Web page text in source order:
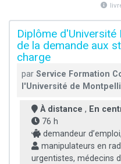
Diplôme
de la demande aux
charge
par Service Formation
l'Université de
À distance , En
76 h
demandeur
manipulateurs en
urgentistes, médecins